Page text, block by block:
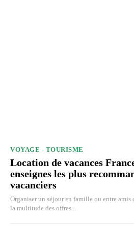
VOYAGE - TOURISME
Location de vacances
enseignes les plus
vacanciers
Organiser un séjour en famille ou entre amis
la multitude des offres...